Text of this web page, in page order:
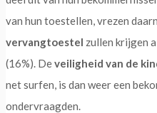
van hun toestellen, vrezen
vervangtoestel zullen krijgen
(16%). Deveiligheid van de
net surfen, is dan weer een
ondervraagden.